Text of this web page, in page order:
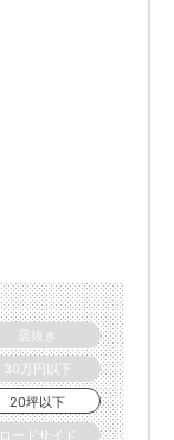
居抜き
30万円以下
20坪以下
ロードサイド